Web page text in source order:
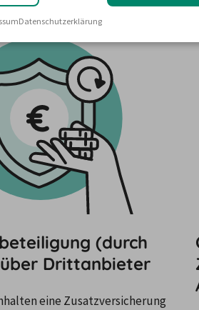
(durch
Drittanbieter
eine Zusatzversicherung
Datenschutzerklärung